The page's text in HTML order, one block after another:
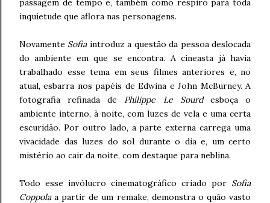
passagem de tempo e, também como respiro para toda
inquietude que aflora nas personagens.
Novamente Sofiaintroduz a questão da pessoa deslocada
do ambiente em que se encontra. A cineasta já havia
trabalhado esse tema em seus filmes anteriores e, no
atual, esbarra nos papéis de Edwina e John McBurney. A
fotografia refinada de Philippe Le Sourd esboça o
ambiente interno, à noite, com luzes de vela e uma certa
escuridão. Por outro lado, a parte externa carrega uma
vivacidade das luzes do sol durante o dia e, um certo
mistério ao cair da noite, com destaque para neblina.
Todo esse invólucro cinematográfico criado por Sofia
Coppolaa partir de um remake, demonstra o quão vasto